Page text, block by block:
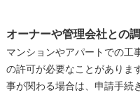
オーナーや管理会社との
マンションやアパートでの工
の許可が必要なことがありま
事が関わる場合は、申請手続